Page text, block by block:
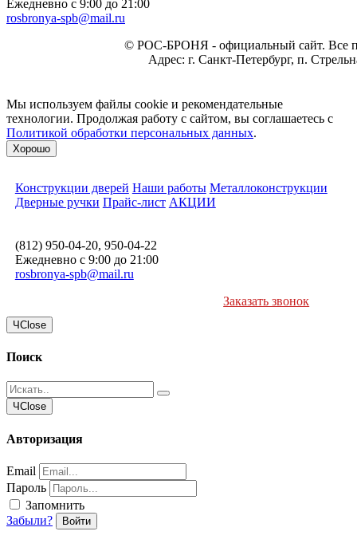
Ежедневно с 9:00 до 21:00
rosbronya-spb@mail.ru
© РОС-БРОНЯ- официальный сайт. Все
Адрес: г. Санкт-Петербург, п.
Мы используем файлы cookie и рекомендательные
технологии. Продолжая работу с сайтом, вы соглашаетесь с
Политикой обработки персональных данных.
Хорошо
Конструкции дверей Наши работы Металлоконструкции
Дверные ручки Прайс-лист АКЦИИ
(812) 950-04-20, 950-04-22
Ежедневно с 9:00 до 21:00
rosbronya-spb@mail.ru
Заказать звонок
ЧClose
Поиск
ЧClose
Авторизация
Email
Пароль
Запомнить
Забыли?
Войти